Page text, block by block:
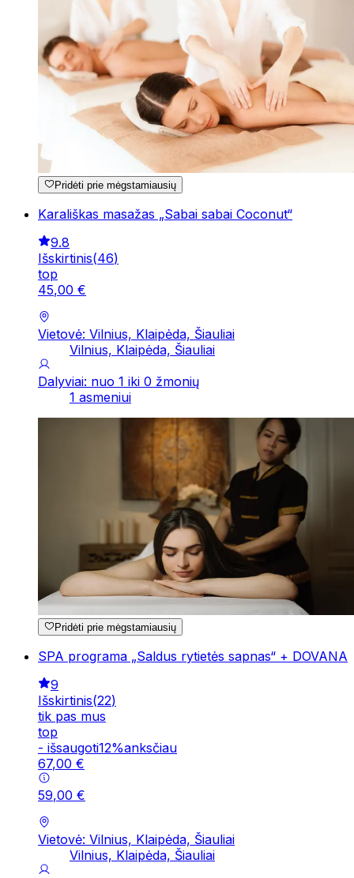
Pridėti prie mėgstamiausių
Karališkas masažas „Sabai sabai Coconut“
9.8
Išskirtinis(46)
top
45,00 €
Vietovė: Vilnius, Klaipėda, Šiauliai
Vilnius, Klaipėda, Šiauliai
Dalyviai: nuo 1 iki 0 žmonių
1 asmeniui
Pridėti prie mėgstamiausių
SPA programa „Saldus rytietės sapnas“ + DOVANA
9
Išskirtinis(22)
tik pas mus
top
- išsaugoti12%anksčiau
67,00 €
59,00 €
Vietovė: Vilnius, Klaipėda, Šiauliai
Vilnius, Klaipėda, Šiauliai